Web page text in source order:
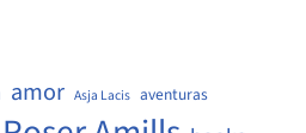
amor Asja Lacis aventuras